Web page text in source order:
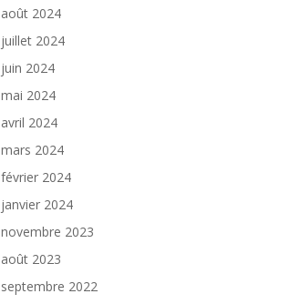
août 2024
juillet 2024
juin 2024
mai 2024
avril 2024
mars 2024
février 2024
janvier 2024
novembre 2023
août 2023
septembre 2022